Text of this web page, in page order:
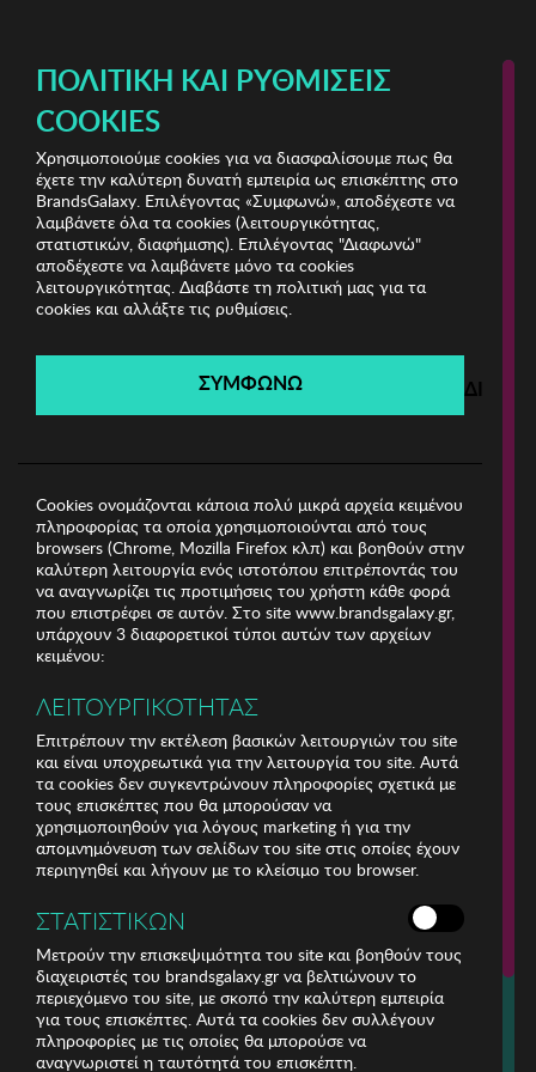
Moode Jewels ΓΥΝΑΙΚΑ
Moode Jewels
Λήγει σε: 00ημέρες | 00ώρες 00λεπτά 00δευτ.
Filters
Για τηλεφωνικές παραγγελίες καλέστε
211 18 94 400
(Δευτέρα έως Παρασκευή 9:30 - 14:30 & 24ώρες Φωνητική Πύλη)
ΠΟΛΙΤΙΚΉ ΚΑΙ ΡΥΘΜΊΣΕΙΣ
COOKIES
Χρησιμοποιούμε cookies για να διασφαλίσουμε πως θα
έχετε την καλύτερη δυνατή εμπειρία ως επισκέπτης στο
BrandsGalaxy. Επιλέγοντας «Συμφωνώ», αποδέχεστε να
λαμβάνετε όλα τα cookies (λειτουργικότητας,
στατιστικών, διαφήμισης). Επιλέγοντας "Διαφωνώ"
αποδέχεστε να λαμβάνετε μόνο τα cookies
λειτουργικότητας. Διαβάστε τη πολιτική μας για τα
cookies και αλλάξτε τις ρυθμίσεις.
ΣΥΜΦΩΝΩ
Cookies ονομάζονται κάποια πολύ μικρά αρχεία κειμένου
πληροφορίας τα οποία χρησιμοποιούνται από τους
browsers (Chrome, Mozilla Firefox κλπ) και βοηθούν στην
καλύτερη λειτουργία ενός ιστοτόπου επιτρέποντάς του
να αναγνωρίζει τις προτιμήσεις του χρήστη κάθε φορά
που επιστρέφει σε αυτόν. Στο site www.brandsgalaxy.gr,
υπάρχουν 3 διαφορετικοί τύποι αυτών των αρχείων
κειμένου:
ΛΕΙΤΟΥΡΓΙΚΟΤΗΤΑΣ
Επιτρέπουν την εκτέλεση βασικών λειτουργιών του site
και είναι υποχρεωτικά για την λειτουργία του site. Αυτά
τα cookies δεν συγκεντρώνουν πληροφορίες σχετικά με
τους επισκέπτες που θα μπορούσαν να
χρησιμοποιηθούν για λόγους marketing ή για την
απομνημόνευση των σελίδων του site στις οποίες έχουν
περιηγηθεί και λήγουν με το κλείσιμο του browser.
ΣΤΑΤΙΣΤΙΚΩΝ
Μετρούν την επισκεψιμότητα του site και βοηθούν τους
διαχειριστές του brandsgalaxy.gr να βελτιώνουν το
περιεχόμενο του site, με σκοπό την καλύτερη εμπειρία
για τους επισκέπτες. Αυτά τα cookies δεν συλλέγουν
πληροφορίες με τις οποίες θα μπορούσε να
αναγνωριστεί η ταυτότητά του επισκέπτη.